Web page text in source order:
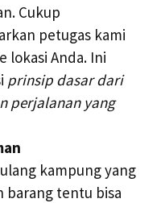
Cukup
petugas kami
lokasi Anda. Ini
prinsip dasar dari
perjalanan yang
kampung yang
barang tentu bisa